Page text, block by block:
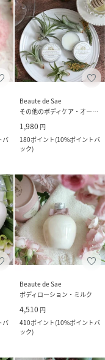
バ
Beaute de Sae
その他のボディケア・オーラルケア
1,980 円
180ポイント(10%ポイントバ
ック)
バ
Beaute de Sae
ボディローション・ミルク
4,510 円
410ポイント(10%ポイントバ
ック)